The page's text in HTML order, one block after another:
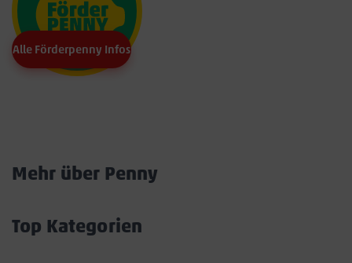
Alle Förderpenny Infos
Mehr über Penny
Top Kategorien